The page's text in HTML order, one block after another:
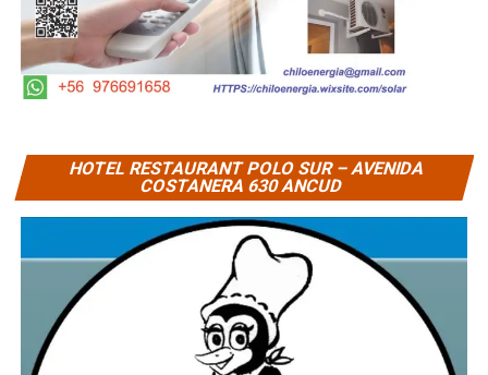
HOTEL RESTAURANT POLO SUR – AVENIDA
COSTANERA 630 ANCUD